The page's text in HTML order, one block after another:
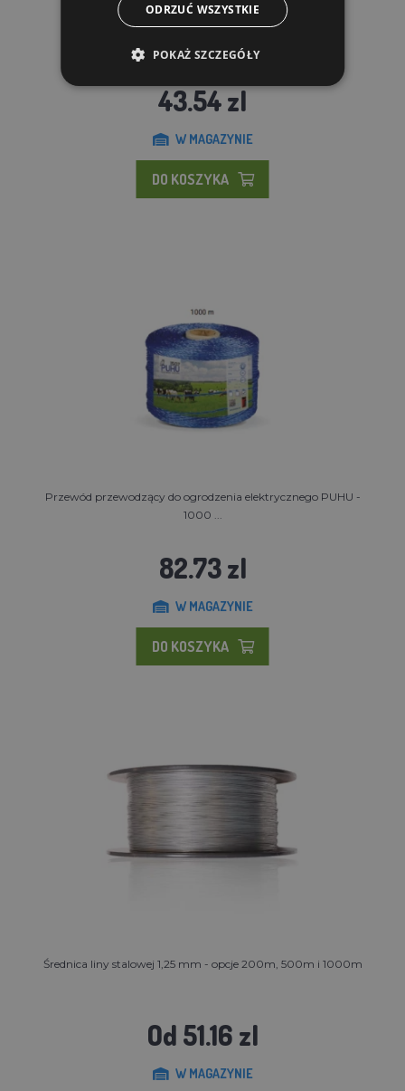
Odgromnik Melasty 3875-8
43.54 zl
W MAGAZYNIE
DO KOSZYKA
Przewód przewodzący do ogrodzenia elektrycznego PUHU -
1000 ...
82.73 zl
W MAGAZYNIE
DO KOSZYKA
Średnica liny stalowej 1,25 mm - opcje 200m, 500m i 1000m
Od 51.16 zl
W MAGAZYNIE
ODRZUĆ WSZYSTKIE
POKAŻ SZCZEGÓŁY